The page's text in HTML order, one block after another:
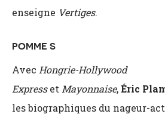
enseigne Vertiges.
POMME S
Avec Hongrie-Hollywood
Expresset Mayonnaise,Éric
les biographiques du nageur-